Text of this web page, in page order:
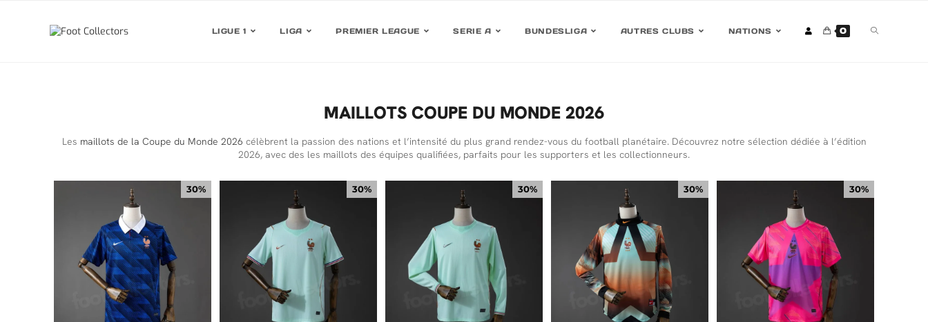
LIGUE 1 LIGA PREMIER LEAGUE SERIE A BUNDESLIGA AUTRES CLUBS NATIONS 0
MAILLOTS COUPE DU MONDE 2026
Les maillots de la Coupe du Monde 2026 célèbrent la passion des nations et l’intensité du plus grand rendez-vous du football planétaire. Découvrez notre sélection dédiée à l’édition
2026, avec des les maillots des équipes qualifiées, parfaits pour les supporters et les collectionneurs.
30% 30% 30% 30% 30%